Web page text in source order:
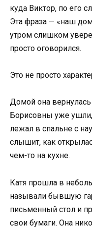
куда Виктор, по его
Эта фраза — «наш
утром слишком
просто оговорился.
Это не просто
Домой она
Борисовны уже
лежал в спальне с
слышит, как
чем-то на кухне.
Катя прошла в
называли бывшую
письменный стол и
свои бумаги. Она